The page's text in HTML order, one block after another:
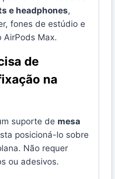
e headphones,
fones de estúdio e
AirPods Max.
de
na
suporte de mesa
posicioná-lo sobre
Não requer
ou adesivos.